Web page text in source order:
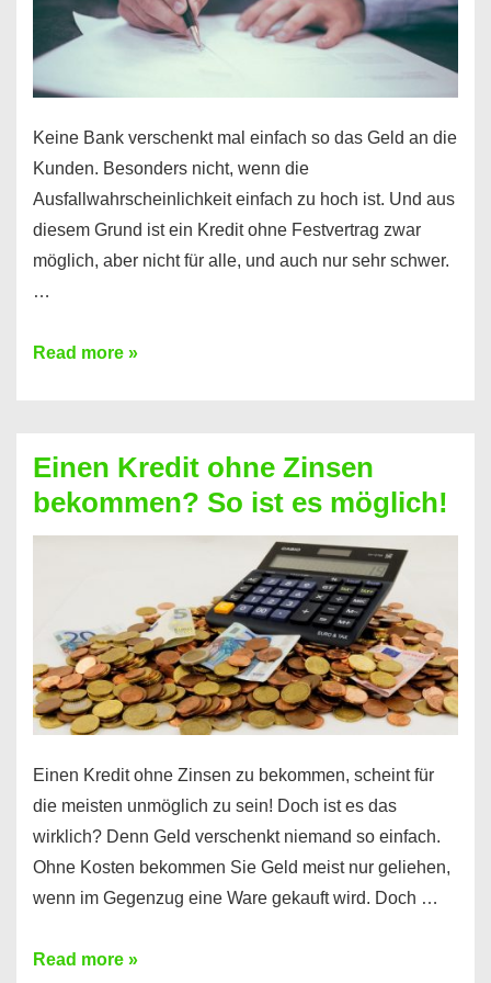
möglich!
Keine Bank verschenkt mal einfach so das Geld an die
Kunden. Besonders nicht, wenn die
Ausfallwahrscheinlichkeit einfach zu hoch ist. Und aus
diesem Grund ist ein Kredit ohne Festvertrag zwar
möglich, aber nicht für alle, und auch nur sehr schwer.
…
Ist
Festvertrag
für
jeden
erfahren
Sie
es
Read more »
Einen Kredit ohne Zinsen
bekommen? So ist es möglich!
Einen Kredit ohne Zinsen zu bekommen, scheint für
die meisten unmöglich zu sein! Doch ist es das
wirklich? Denn Geld verschenkt niemand so einfach.
Ohne Kosten bekommen Sie Geld meist nur geliehen,
wenn im Gegenzug eine Ware gekauft wird. Doch …
Einen
Read more »